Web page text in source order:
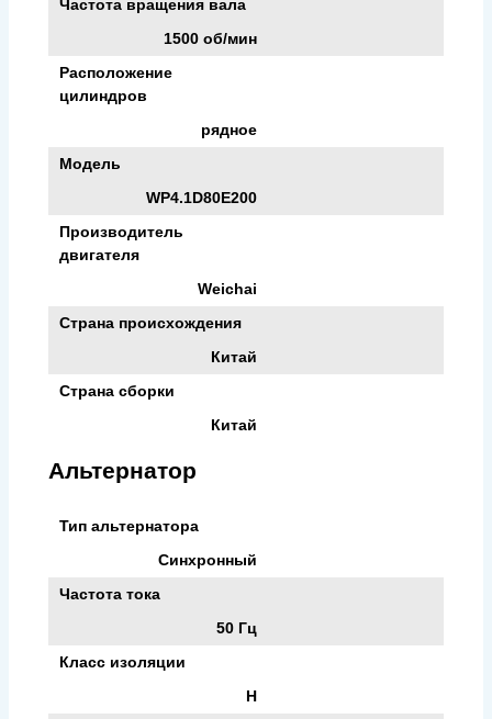
Частота вращения вала
1500 об/мин
Расположение
цилиндров
рядное
Модель
WP4.1D80E200
Производитель
двигателя
Weichai
Страна происхождения
Китай
Страна сборки
Китай
Альтернатор
Тип альтернатора
Синхронный
Частота тока
50 Гц
Класс изоляции
H